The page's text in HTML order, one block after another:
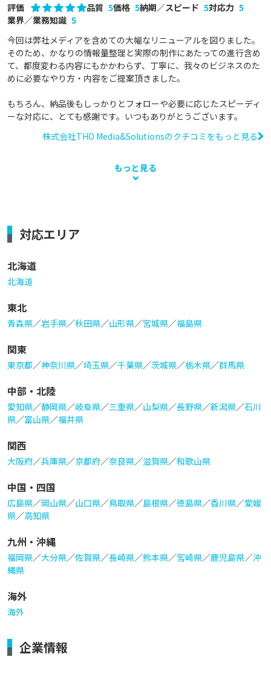
評価 品質 5価格 5納期／スピード 5対応力 5
業界／業務知識 5
今回は弊社メディアを含めての大幅なリニューアルを図りました。
そのため、かなりの情報量整理と実際の制作にあたっての進行含め
て、都度変わる内容にもかかわらず、丁寧に、我々のビジネスのた
めに必要なやり方・内容をご提案頂きました。
もちろん、納品後もしっかりとフォローや必要に応じたスピーディ
ーな対応に、とても感謝です。いつもありがとうございます。
株式会社THO Media&Solutionsのクチコミをもっと見る
もっと見る
対応エリア
北海道
北海道
東北
青森県／岩手県／秋田県／山形県／宮城県／福島県
関東
東京都／神奈川県／埼玉県／千葉県／茨城県／栃木県／群馬県
中部・北陸
愛知県／静岡県／岐阜県／三重県／山梨県／長野県／新潟県／石川
県／富山県／福井県
関西
大阪府／兵庫県／京都府／奈良県／滋賀県／和歌山県
中国・四国
広島県／岡山県／山口県／鳥取県／島根県／徳島県／香川県／愛媛
県／高知県
九州・沖縄
福岡県／大分県／佐賀県／長崎県／熊本県／宮崎県／鹿児島県／沖
縄県
海外
海外
企業情報